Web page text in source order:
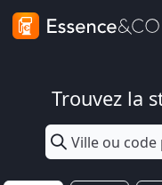
Trouvez la